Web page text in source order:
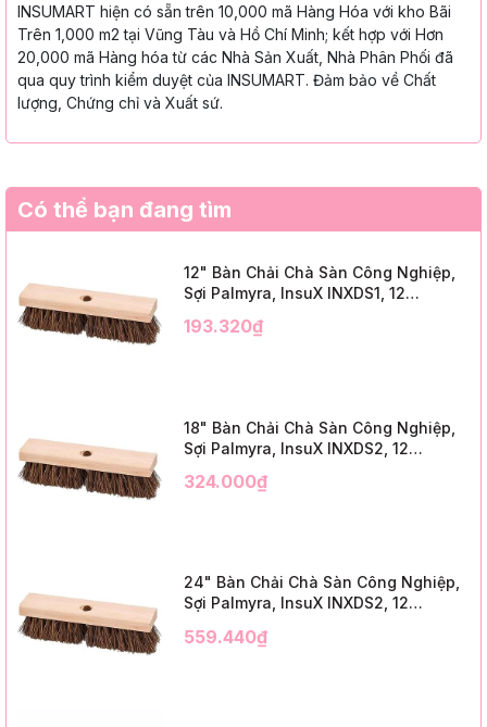
INSUMART hiện có sẵn trên 10,000 mã Hàng Hóa với kho Bãi
Trên 1,000 m2 tại Vũng Tàu và Hồ Chí Minh; kết hợp với Hơn
20,000 mã Hàng hóa từ các Nhà Sản Xuất, Nhà Phân Phối đã
qua quy trình kiểm duyệt của INSUMART. Đảm bảo về Chất
lượng, Chứng chỉ và Xuất sứ.
Có thể bạn đang tìm
12" Bàn Chải Chà Sàn Công Nghiệp,
Sợi Palmyra, InsuX INXDS1, 12
Trim)
193.320₫
18" Bàn Chải Chà Sàn Công Nghiệp,
Sợi Palmyra, InsuX INXDS2, 12
Trim)
324.000₫
24" Bàn Chải Chà Sàn Công Nghiệp,
Sợi Palmyra, InsuX INXDS2, 12
3" Trim)
559.440₫